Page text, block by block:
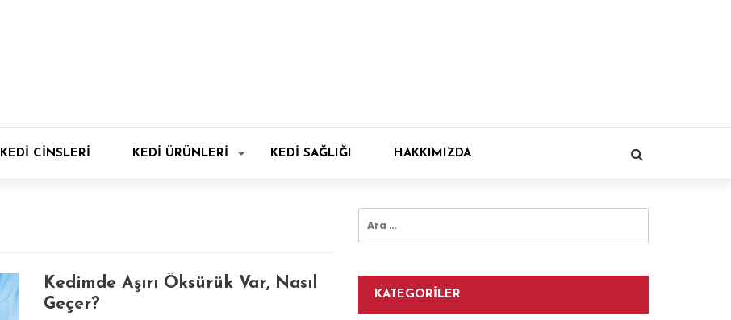
KEDI CINSLERI KEDI ÜRÜNLERI KEDI SAĞLIĞI HAKKIMIZDA
Kedimde Aşırı Öksürük Var, Nasıl
Geçer?
Arama:
KATEGORILER